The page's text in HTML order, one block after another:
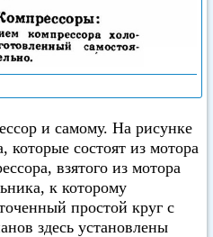
и самому. На рисунке
которые состоят из мотора
взятого из мотора
к которому
простой круг с
здесь установлены